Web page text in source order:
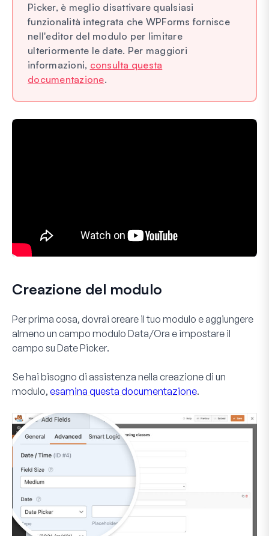
Picker, è meglio disattivare qualsiasi
funzionalità integrata che WPForms fornisce
nell'editor del modulo per limitare
ulteriormente le date. Per maggiori
informazioni, consulta questa
documentazione.
Creazione del modulo
Per prima cosa, dovrai creare il tuo modulo e aggiungere
almeno un campo modulo Data/Ora e impostare il
campo su Date Picker.
Se hai bisogno di assistenza nella creazione di un
modulo, esamina questa documentazione.